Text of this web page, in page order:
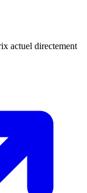
actuel directement